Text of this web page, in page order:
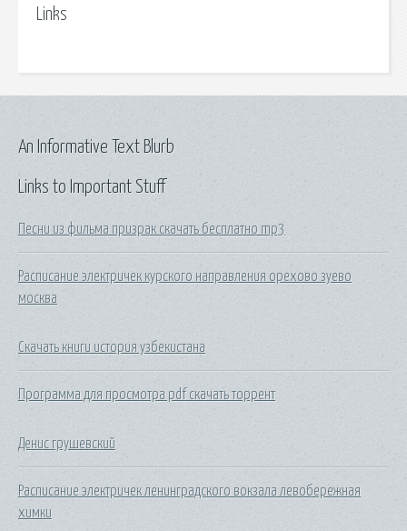
Links
Links to Important Stuff
Песни из фильма призрак скачать бесплатно mp3
Расписание электричек курского направления орехово зуево
москва
Скачать книги история узбекистана
Программа для просмотра pdf скачать торрент
Денис грушевский
Расписание электричек ленинградского вокзала левобережная
химки
An Informative Text Blurb